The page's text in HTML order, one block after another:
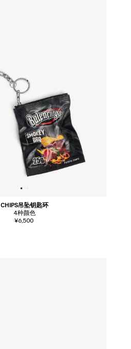
CHIPS吊坠钥匙环
4种颜色
¥6,500